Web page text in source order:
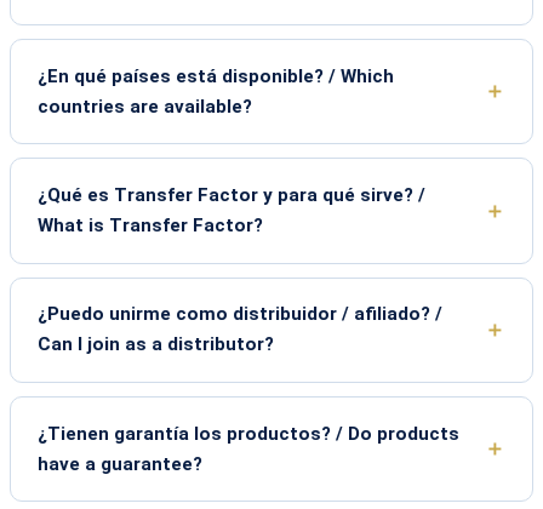
¿En qué países está disponible? / Which
countries are available?
¿Qué es Transfer Factor y para qué sirve? /
What is Transfer Factor?
¿Puedo unirme como distribuidor / afiliado? /
Can I join as a distributor?
¿Tienen garantía los productos? / Do products
have a guarantee?